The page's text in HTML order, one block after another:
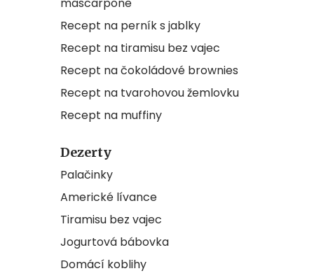
Recept na perník s jablky
Recept na tiramisu bez vajec
Recept na čokoládové brownies
Recept na tvarohovou žemlovku
Recept na muffiny
Dezerty
Palačinky
Americké lívance
Tiramisu bez vajec
Jogurtová bábovka
Domácí koblihy